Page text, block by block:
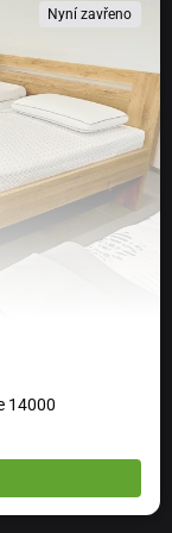
Nyní zavřeno
14000